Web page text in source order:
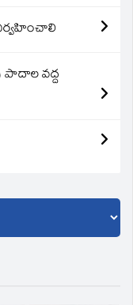
పాదాల వద్ద